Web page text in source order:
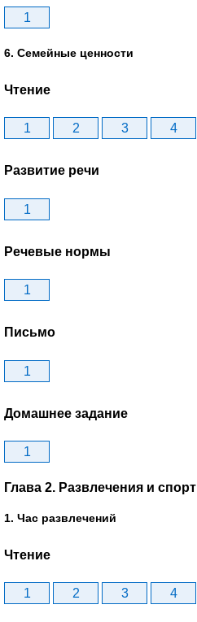
1
6. Семейные ценности
Чтение
1 2 3 4
Развитие речи
1
Речевые нормы
1
Письмо
1
Домашнее задание
1
Глава 2. Развлечения и спорт
1. Час развлечений
Чтение
1 2 3 4